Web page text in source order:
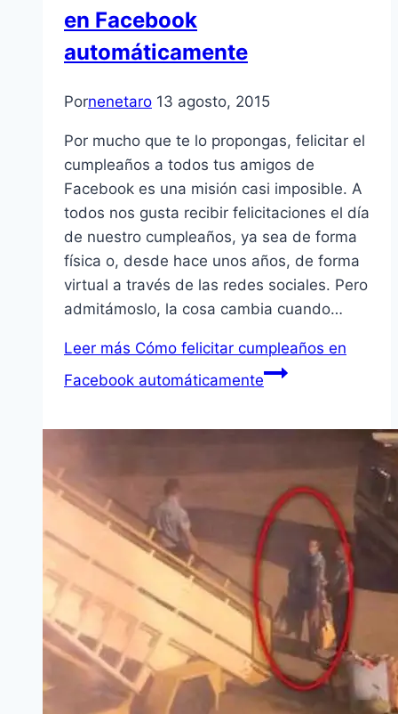
en Facebook
automáticamente
Pornenetaro 13 agosto, 2015
Por mucho que te lo propongas, felicitar el
cumpleaños a todos tus amigos de
Facebook es una misión casi imposible. A
todos nos gusta recibir felicitaciones el día
de nuestro cumpleaños, ya sea de forma
física o, desde hace unos años, de forma
virtual a través de las redes sociales. Pero
admitámoslo, la cosa cambia cuando…
Leer más Cómo felicitar cumpleaños en
Facebook automáticamente